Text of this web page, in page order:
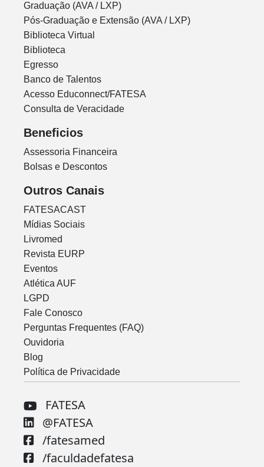
Graduação (AVA / LXP)
Pós-Graduação e Extensão (AVA / LXP)
Biblioteca Virtual
Biblioteca
Egresso
Banco de Talentos
Acesso Educonnect/FATESA
Consulta de Veracidade
Beneficios
Assessoria Financeira
Bolsas e Descontos
Outros Canais
FATESACAST
Mídias Sociais
Livromed
Revista EURP
Eventos
Atlética AUF
LGPD
Fale Conosco
Perguntas Frequentes (FAQ)
Ouvidoria
Blog
Política de Privacidade
FATESA
@FATESA
/fatesamed
/faculdadefatesa